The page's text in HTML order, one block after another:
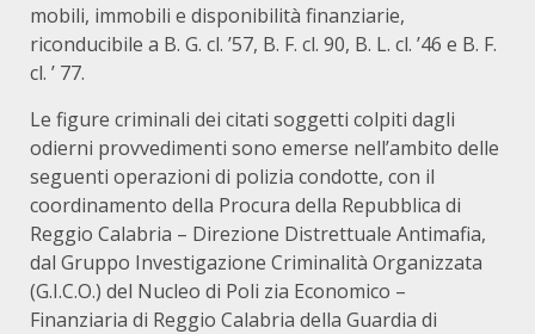
mobili, immobili e disponibilità finanziarie,
riconducibile a B. G. cl. ’57, B. F. cl. 90, B. L. cl. ’46 e B. F.
cl. ’ 77.
Le figure criminali dei citati soggetti colpiti dagli
odierni provvedimenti sono emerse nell’ambito delle
seguenti operazioni di polizia condotte, con il
coordinamento della Procura della Repubblica di
Reggio Calabria – Direzione Distrettuale Antimafia,
dal Gruppo Investigazione Criminalità Organizzata
(G.I.C.O.) del Nucleo di Poli zia Economico –
Finanziaria di Reggio Calabria della Guardia di